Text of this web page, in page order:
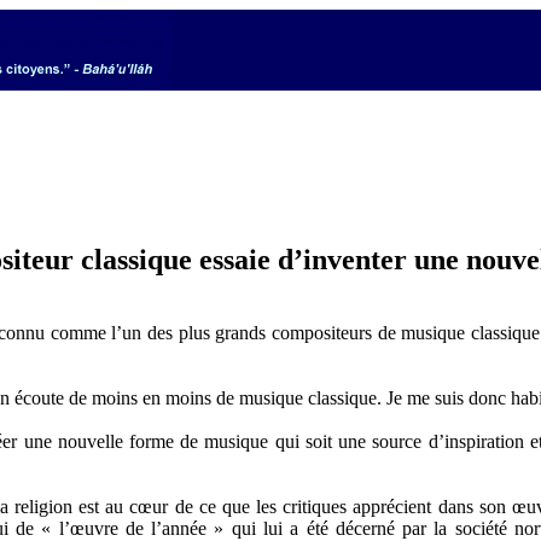
classique essaie d’inventer une
comme l’un des plus grands compositeurs de musique
écoute de moins en moins de musique classique. Je me suis donc
une nouvelle forme de musique qui soit une source d’inspiration
religion est au cœur de ce que les critiques apprécient dans son
« l’œuvre de l’année » qui lui a été décerné par la société